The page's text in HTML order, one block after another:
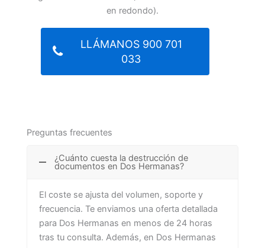
en redondo).
LLÁMANOS 900 701
033
Preguntas frecuentes
¿Cuánto cuesta la destrucción de
documentos en Dos Hermanas?
El coste se ajusta del volumen, soporte y
frecuencia. Te enviamos una oferta detallada
para Dos Hermanas en menos de 24 horas
tras tu consulta. Además, en Dos Hermanas